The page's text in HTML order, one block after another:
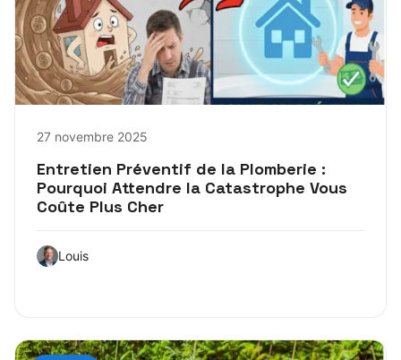
27 novembre 2025
Entretien Préventif de la Plomberie :
Pourquoi Attendre la Catastrophe Vous
Coûte Plus Cher
Louis